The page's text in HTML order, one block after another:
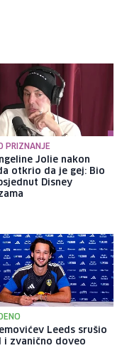
PRIZNANJE
Jolie nakon
otkrio da je gej: Bio
Disney
Leeds srušio
i zvanično doveo